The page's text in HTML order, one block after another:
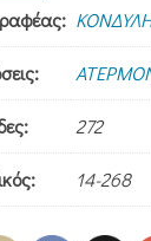
272
14-268